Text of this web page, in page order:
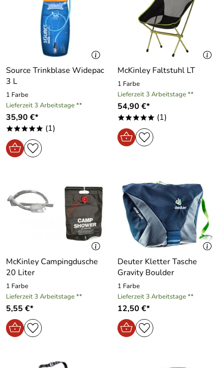
Source Trinkblase Widepac
3 L
1 Farbe
Lieferzeit 3 Arbeitstage **
35,90 €*
***** (1)
McKinley Faltstuhl LT
1 Farbe
Lieferzeit 3 Arbeitstage **
54,90 €*
***** (1)
McKinley Campingdusche
20 Liter
1 Farbe
Lieferzeit 3 Arbeitstage **
5,55 €*
Deuter Kletter Tasche
Gravity Boulder
1 Farbe
Lieferzeit 3 Arbeitstage **
12,50 €*